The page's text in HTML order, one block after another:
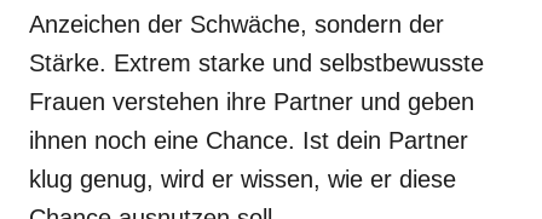
Anzeichen der Schwäche, sondern der
Stärke. Extrem starke und selbstbewusste
Frauen verstehen ihre Partner und geben
ihnen noch eine Chance. Ist dein Partner
klug genug, wird er wissen, wie er diese